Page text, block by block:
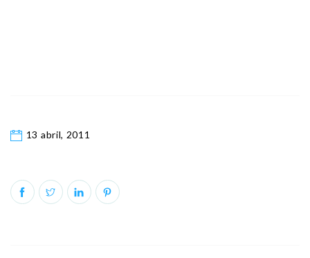
13 abril, 2011